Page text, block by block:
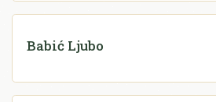
Babić Ljubo